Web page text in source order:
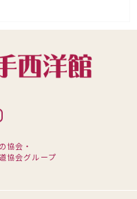
協会・
協会グループ